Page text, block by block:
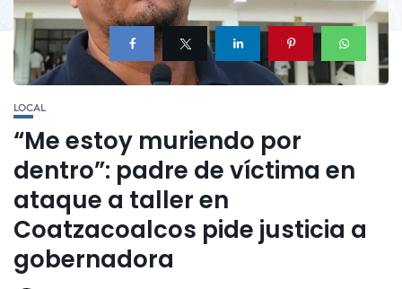
LOCAL
“Me estoy muriendo por
dentro”: padre de víctima en
ataque a taller en
Coatzacoalcos pide justicia a
gobernadora